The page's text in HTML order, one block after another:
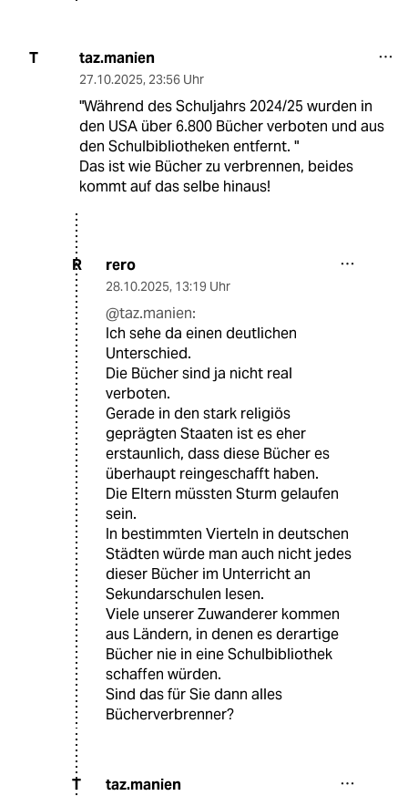
T taz.manien
27.10.2025, 23:56 Uhr
"Während des Schuljahrs 2024/25 wurden in
den USA über 6.800 Bücher verboten und aus
den Schulbibliotheken entfernt. "
Das ist wie Bücher zu verbrennen, beides
kommt auf das selbe hinaus!
R rero
28.10.2025, 13:19 Uhr
@taz.manien:
Ich sehe da einen deutlichen
Unterschied.
Die Bücher sind ja nicht real
verboten.
Gerade in den stark religiös
geprägten Staaten ist es eher
erstaunlich, dass diese Bücher es
überhaupt reingeschafft haben.
Die Eltern müssten Sturm gelaufen
sein.
In bestimmten Vierteln in deutschen
Städten würde man auch nicht jedes
dieser Bücher im Unterricht an
Sekundarschulen lesen.
Viele unserer Zuwanderer kommen
aus Ländern, in denen es derartige
Bücher nie in eine Schulbibliothek
schaffen würden.
Sind das für Sie dann alles
Bücherverbrenner?
T taz.manien